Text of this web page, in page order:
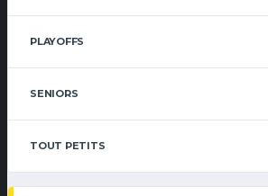
PLAYOFFS
SENIORS
TOUT PETITS